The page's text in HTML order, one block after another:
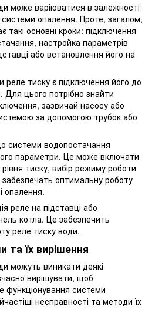
може варіюватися в залежності
опалення. Проте, загалом,
такі основні кроки: підключення
настройка параметрів
або встановлення його на
тиску є підключення його до
цього потрібно знайти
зазвичай насосу або
за допомогою трубок або
системи водопостачання
параметри. Це може включати
тиску, вибір режиму роботи
забезпечать оптимальну роботу
опалення.
реле на підставці або
котла. Це забезпечить
реле тиску води.
та їх вирішення
можуть виникати деякі
вирішувати, щоб
функціонування системи
несправності та методи їх